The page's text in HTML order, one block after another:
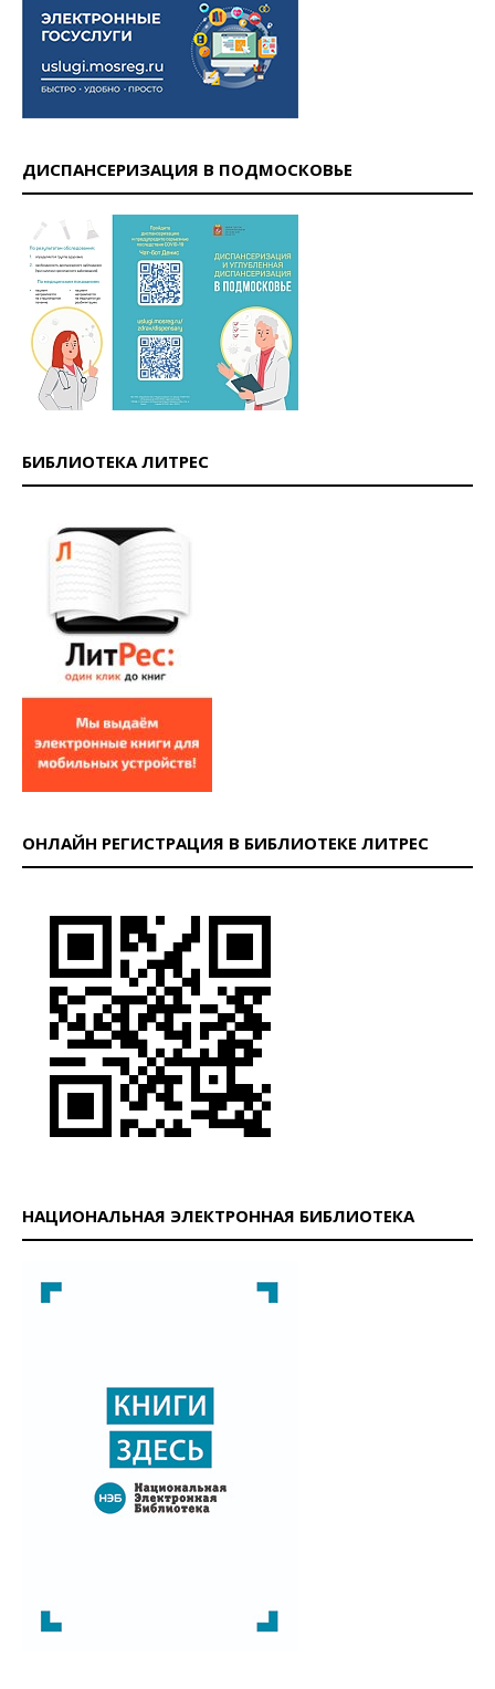
ДИСПАНСЕРИЗАЦИЯ В ПОДМОСКОВЬЕ
БИБЛИОТЕКА ЛИТРЕС
ОНЛАЙН РЕГИСТРАЦИЯ В БИБЛИОТЕКЕ ЛИТРЕС
НАЦИОНАЛЬНАЯ ЭЛЕКТРОННАЯ БИБЛИОТЕКА